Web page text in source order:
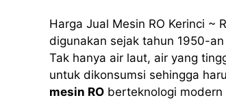
Harga Jual Mesin RO Kerinci ~
digunakan sejak tahun 1950-
Tak hanya air laut, air yang
untuk dikonsumsi sehingga
mesin RO berteknologi